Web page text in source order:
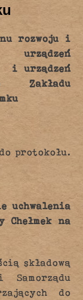
rozwoju i
Zakładu
protokołu.
uchwalenia
Chełmek na
składową
Samorządu
do